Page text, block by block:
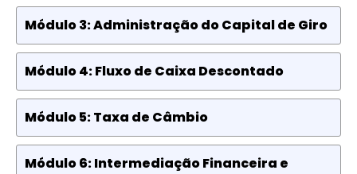
Módulo 3: Administração do Capital de Giro
Módulo 4: Fluxo de Caixa Descontado
Módulo 5: Taxa de Câmbio
Módulo 6: Intermediação Financeira e